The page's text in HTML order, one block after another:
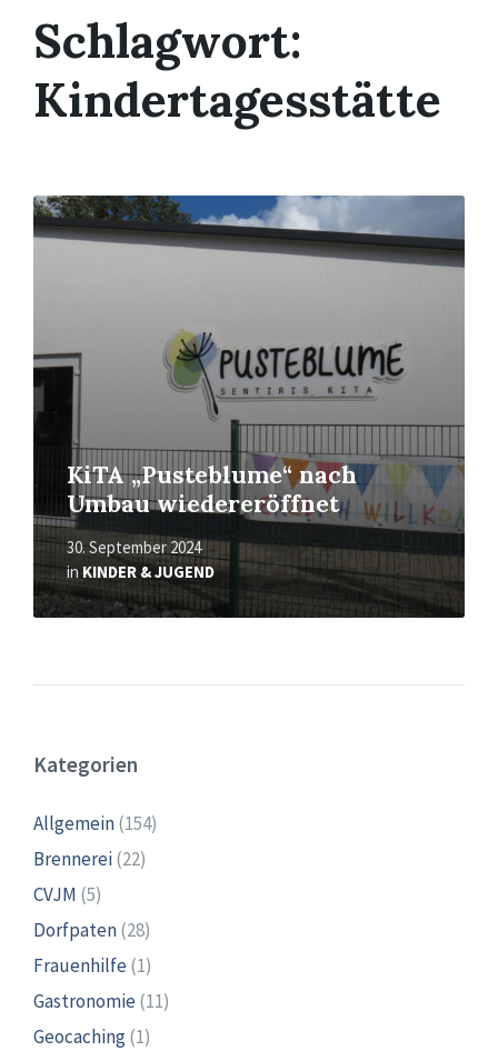
Schlagwort:
Kindertagesstätte
KiTA „Pusteblume“ nach
Umbau wiedereröffnet
30. September 2024
in KINDER & JUGEND
Mehr
erfahren
Kategorien
Allgemein(154)
Brennerei(22)
CVJM (5)
Dorfpaten(28)
Frauenhilfe(1)
Gastronomie(11)
Geocaching(1)